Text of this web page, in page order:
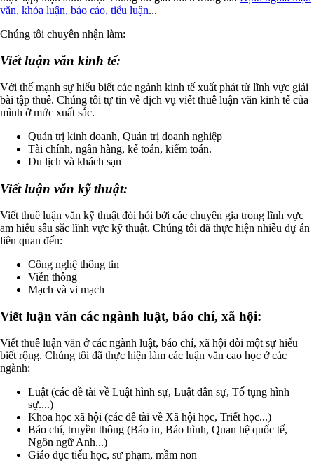
văn, khóa luận, báo cáo, tiểu luận...
Chúng tôi chuyên nhận làm:
Viết luận văn kinh tế:
Với thế mạnh sự hiểu biết các ngành kinh tế xuất phát từ lĩnh vực giải
bài tập thuê. Chúng tôi tự tin về dịch vụ viết thuê luận văn kinh tế của
mình ở mức xuất sắc.
Quản trị kinh doanh, Quản trị doanh nghiệp
Tài chính, ngân hàng, kế toán, kiểm toán.
Du lịch và khách sạn
Viết luận văn kỹ thuật:
Viết thuê luận văn kỹ thuật đòi hỏi bởi các chuyên gia trong lĩnh vực
am hiểu sâu sắc lĩnh vực kỹ thuật. Chúng tôi đã thực hiện nhiều dự án
liên quan đến:
Công nghệ thông tin
Viễn thông
Mạch và vi mạch
Viết luận văn các ngành luật, báo chí, xã hội:
Viết thuê luận văn ở các ngành luật, báo chí, xã hội đòi một sự hiểu
biết rộng. Chúng tôi đã thực hiện làm các luận văn cao học ở các
ngành:
Luật (các đề tài về Luật hình sự, Luật dân sự, Tố tụng hình
sự....)
Khoa học xã hội (các đề tài về Xã hội học, Triết học...)
Báo chí, truyền thông (Báo in, Báo hình, Quan hệ quốc tế,
Ngôn ngữ Anh...)
Giáo dục tiểu học, sư phạm, mầm non